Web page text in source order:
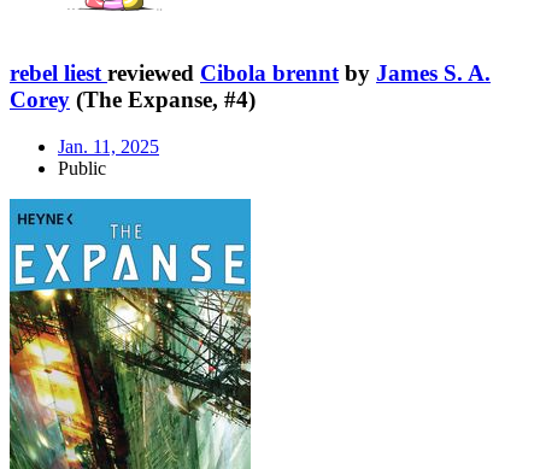
rebel liest reviewed Cibola brenntby James S. A.
Corey (The Expanse, #4)
Jan. 11, 2025
Public